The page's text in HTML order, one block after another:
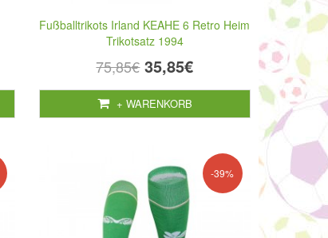
Fußballtrikots Irland KEAHE 6 Retro Heim
Trikotsatz 1994
75,85€ 35,85€
+ WARENKORB
-39%